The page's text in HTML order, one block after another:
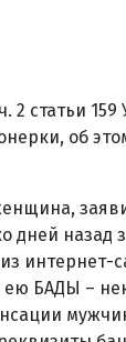
2 статьи
об
дней назад
интернет-
ею БАДЫ –